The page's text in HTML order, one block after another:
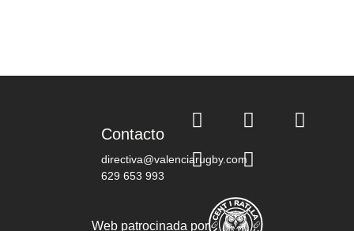
Contacto
directiva@valenciarugby.com
629 653 993
Web patrocinada por